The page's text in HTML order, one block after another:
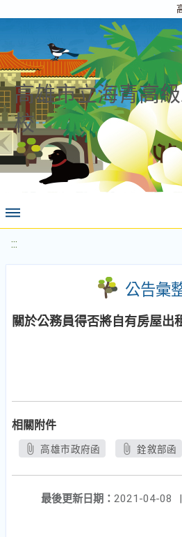
高雄市立海青高
校
:::
公告彙
關於公務員得否將自有房屋出
相關附件
高雄市政府函 銓敘部函
最後更新日期： 2021-04-08
|